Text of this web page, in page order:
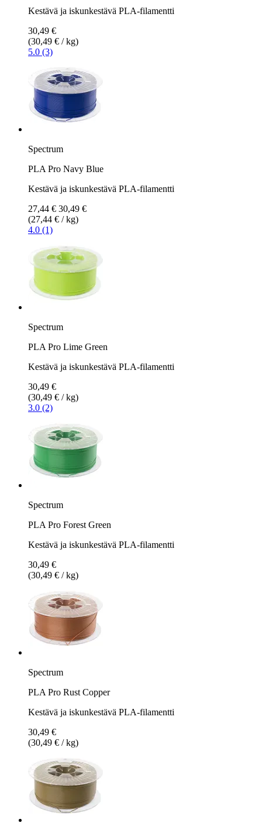
Kestävä ja iskunkestävä PLA-filamentti
30,49 €
(30,49 € / kg)
5.0 (3)
Spectrum
PLA Pro Navy Blue
Kestävä ja iskunkestävä PLA-filamentti
27,44 € 30,49 €
(27,44 € / kg)
4.0 (1)
Spectrum
PLA Pro Lime Green
Kestävä ja iskunkestävä PLA-filamentti
30,49 €
(30,49 € / kg)
3.0 (2)
Spectrum
PLA Pro Forest Green
Kestävä ja iskunkestävä PLA-filamentti
30,49 €
(30,49 € / kg)
Spectrum
PLA Pro Rust Copper
Kestävä ja iskunkestävä PLA-filamentti
30,49 €
(30,49 € / kg)